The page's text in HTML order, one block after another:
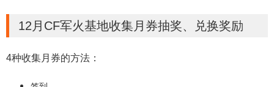
12月CF军火基地收集月券抽奖、兑换奖励
4种收集月券的方法：